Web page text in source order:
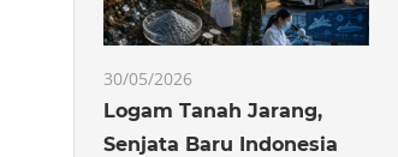
30/05/2026
Logam Tanah Jarang,
Senjata Baru Indonesia